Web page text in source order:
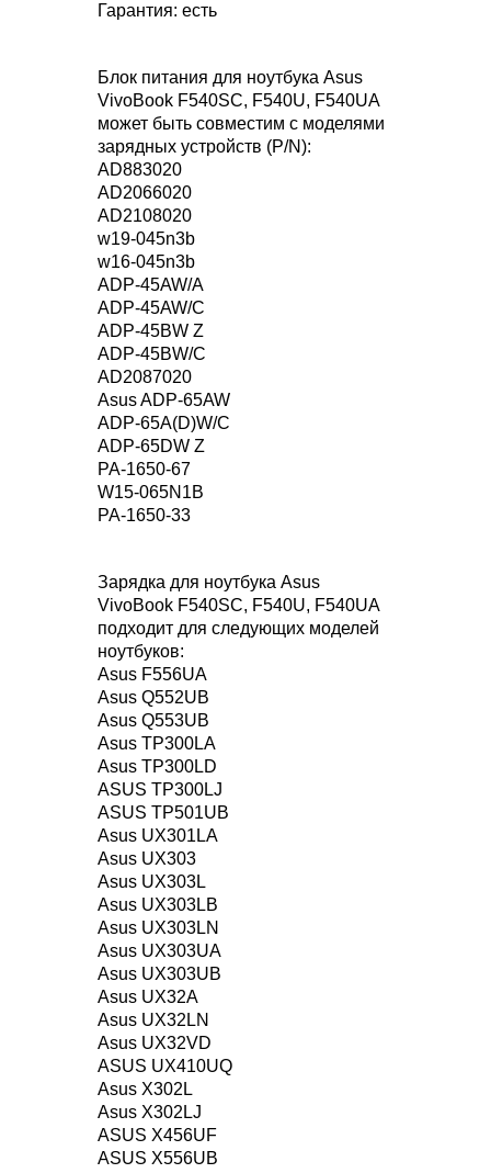
Гарантия: есть
Блок питания для ноутбука Asus
VivoBook F540SC, F540U, F540UA
может быть совместим с моделями
зарядных устройств (P/N):
AD883020
AD2066020
AD2108020
w19-045n3b
w16-045n3b
ADP-45AW/A
ADP-45AW/C
ADP-45BW Z
ADP-45BW/C
AD2087020
Asus ADP-65AW
ADP-65A(D)W/C
ADP-65DW Z
PA-1650-67
W15-065N1B
PA-1650-33
Зарядка для ноутбука Asus
VivoBook F540SC, F540U, F540UA
подходит для следующих моделей
ноутбуков:
Asus F556UA
Asus Q552UB
Asus Q553UB
Asus TP300LA
Asus TP300LD
ASUS TP300LJ
ASUS TP501UB
Asus UX301LA
Asus UX303
Asus UX303L
Asus UX303LB
Asus UX303LN
Asus UX303UA
Asus UX303UB
Asus UX32A
Asus UX32LN
Asus UX32VD
ASUS UX410UQ
Asus X302L
Asus X302LJ
ASUS X456UF
ASUS X556UB